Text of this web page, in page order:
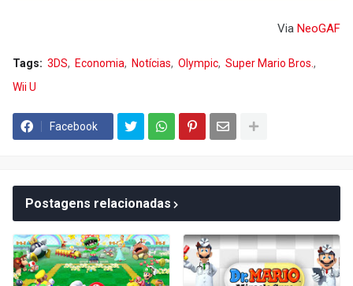
Via NeoGAF
Tags: 3DS Economia Notícias Olympic Super Mario Bros.
Wii U
Facebook
Postagens relacionadas